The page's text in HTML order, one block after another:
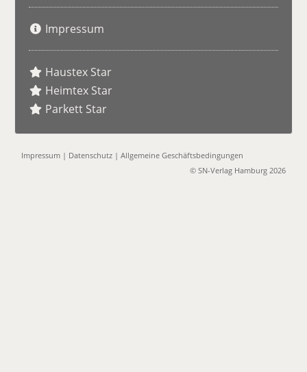
Impressum
Haustex Star
Heimtex Star
Parkett Star
Impressum | Datenschutz |Allgemeine Geschäftsbedingungen
© SN-Verlag Hamburg 2026